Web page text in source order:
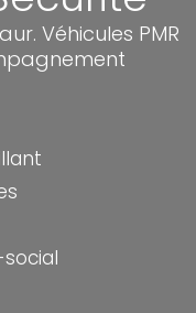
Véhicules PMR